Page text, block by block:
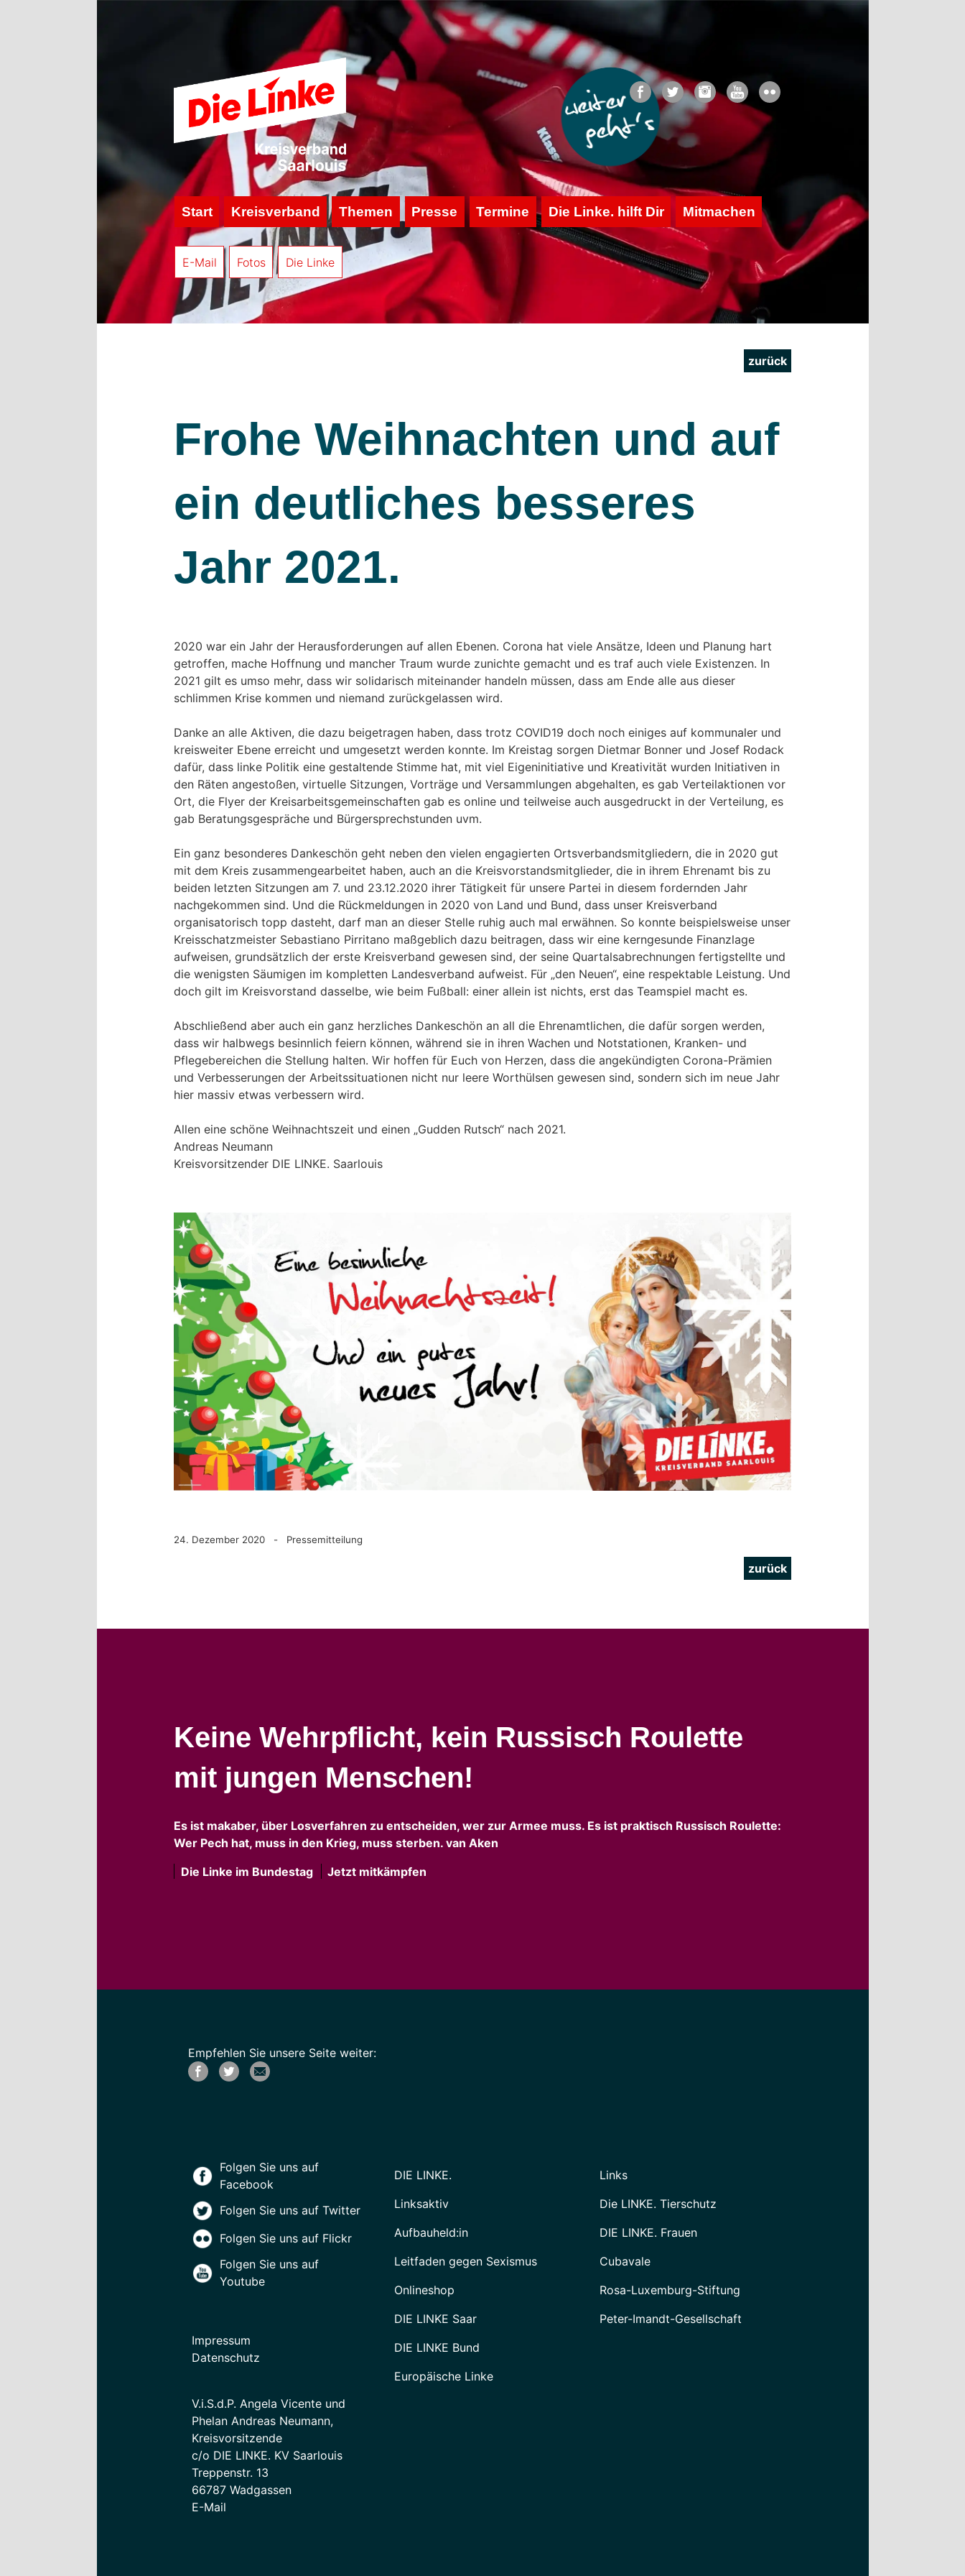
Start Kreisverband Themen Presse Termine Die Linke. hilft Dir Mitmachen
E-Mail Fotos Die Linke
zurück
Frohe Weihnachten und auf
ein deutliches besseres
Jahr 2021.
2020 war ein Jahr der Herausforderungen auf allen Ebenen. Corona hat viele Ansätze, Ideen und Planung hart
getroffen, mache Hoffnung und mancher Traum wurde zunichte gemacht und es traf auch viele Existenzen. In
2021 gilt es umso mehr, dass wir solidarisch miteinander handeln müssen, dass am Ende alle aus dieser
schlimmen Krise kommen und niemand zurückgelassen wird.
Danke an alle Aktiven, die dazu beigetragen haben, dass trotz COVID19 doch noch einiges auf kommunaler und
kreisweiter Ebene erreicht und umgesetzt werden konnte. Im Kreistag sorgen Dietmar Bonner und Josef Rodack
dafür, dass linke Politik eine gestaltende Stimme hat, mit viel Eigeninitiative und Kreativität wurden Initiativen in
den Räten angestoßen, virtuelle Sitzungen, Vorträge und Versammlungen abgehalten, es gab Verteilaktionen vor
Ort, die Flyer der Kreisarbeitsgemeinschaften gab es online und teilweise auch ausgedruckt in der Verteilung, es
gab Beratungsgespräche und Bürgersprechstunden uvm.
Ein ganz besonderes Dankeschön geht neben den vielen engagierten Ortsverbandsmitgliedern, die in 2020 gut
mit dem Kreis zusammengearbeitet haben, auch an die Kreisvorstandsmitglieder, die in ihrem Ehrenamt bis zu
beiden letzten Sitzungen am 7. und 23.12.2020 ihrer Tätigkeit für unsere Partei in diesem fordernden Jahr
nachgekommen sind. Und die Rückmeldungen in 2020 von Land und Bund, dass unser Kreisverband
organisatorisch topp dasteht, darf man an dieser Stelle ruhig auch mal erwähnen. So konnte beispielsweise unser
Kreisschatzmeister Sebastiano Pirritano maßgeblich dazu beitragen, dass wir eine kerngesunde Finanzlage
aufweisen, grundsätzlich der erste Kreisverband gewesen sind, der seine Quartalsabrechnungen fertigstellte und
die wenigsten Säumigen im kompletten Landesverband aufweist. Für „den Neuen“, eine respektable Leistung. Und
doch gilt im Kreisvorstand dasselbe, wie beim Fußball: einer allein ist nichts, erst das Teamspiel macht es.
Abschließend aber auch ein ganz herzliches Dankeschön an all die Ehrenamtlichen, die dafür sorgen werden,
dass wir halbwegs besinnlich feiern können, während sie in ihren Wachen und Notstationen, Kranken- und
Pflegebereichen die Stellung halten. Wir hoffen für Euch von Herzen, dass die angekündigten Corona-Prämien
und Verbesserungen der Arbeitssituationen nicht nur leere Worthülsen gewesen sind, sondern sich im neue Jahr
hier massiv etwas verbessern wird.
Allen eine schöne Weihnachtszeit und einen „Gudden Rutsch“ nach 2021.
Andreas Neumann
Kreisvorsitzender DIE LINKE. Saarlouis
24. Dezember 2020 - Pressemitteilung
zurück
Keine Wehrpflicht, kein Russisch Roulette
mit jungen Menschen!
Es ist makaber, über Losverfahren zu entscheiden, wer zur Armee muss. Es ist praktisch Russisch Roulette:
Wer Pech hat, muss in den Krieg, muss sterben. van Aken
Die Linke im Bundestag
Jetzt mitkämpfen
Empfehlen Sie unsere Seite weiter:
Folgen Sie uns auf
Facebook
Folgen Sie uns auf Twitter
Folgen Sie uns auf Flickr
Folgen Sie uns auf
Youtube
Impressum
Datenschutz
V.i.S.d.P. Angela Vicente und
Phelan Andreas Neumann,
Kreisvorsitzende
c/o DIE LINKE. KV Saarlouis
Treppenstr. 13
66787 Wadgassen
E-Mail
DIE LINKE.
Linksaktiv
Aufbauheld:in
Leitfaden gegen Sexismus
Onlineshop
DIE LINKE Saar
DIE LINKE Bund
Europäische Linke
Links
Die LINKE. Tierschutz
DIE LINKE. Frauen
Cubavale
Rosa-Luxemburg-Stiftung
Peter-Imandt-Gesellschaft